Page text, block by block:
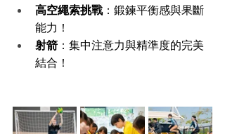
高空繩索挑戰：鍛鍊平衡感與果斷
能力！
射箭 ：集中注意力與精準度的完美
結合！